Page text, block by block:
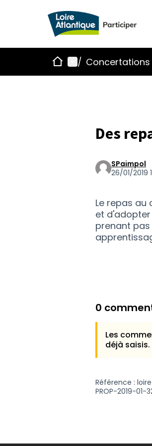
AccueilMenu principal
/ Concertations
Des
SPaimpol
26/01/2019
Le repas
et
prenant
0
Les
déjà saisis.
Référence :
PROP-2019-01-